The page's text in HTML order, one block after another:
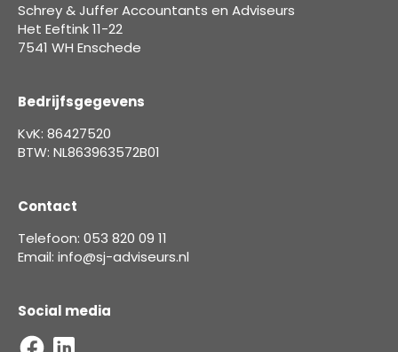
Schrey & Juffer Accountants en Adviseurs
Het Eeftink 11-22
7541 WH Enschede
Bedrijfsgegevens
KvK: 86427520
BTW: NL863963572B01
Contact
Telefoon: 053 820 09 11
Email: info@sj-adviseurs.nl
Social media